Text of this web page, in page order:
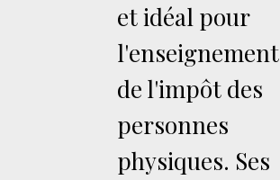
et idéal pour
l'enseignement
de l'impôt des
personnes
physiques. Ses